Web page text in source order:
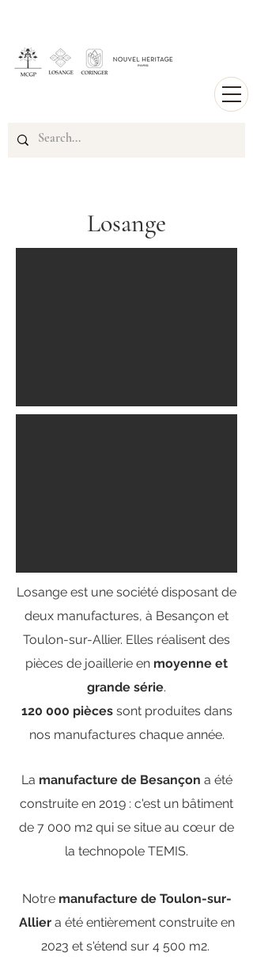
Losange
Losange est une société disposant de
deux manufactures, à Besançon et
Toulon-sur-Allier. Elles réalisent des
pièces de joaillerie en moyenne et
grande série.
120 000 piècessont produites dans
nos manufactures chaque année.
La manufacture de Besançon a été
construite en 2019 : c'est un bâtiment
de 7 000 m2 qui se situe au cœur de
la technopole TEMIS.
Notre manufacture de Toulon-sur-
Alliera été entièrement construiteen
2023 ets'étend sur 4 500 m2.